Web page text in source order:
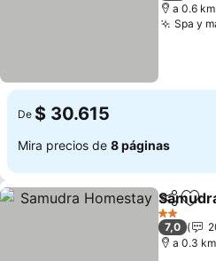
a 0.6
Spa y
De $ 30.615
Mira precios de 8 páginas
2 Estrellas
7,0
a 0.3